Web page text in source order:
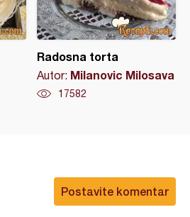
Radosna torta
Autor: Milanovic Milosava
17582
Postavite komentar